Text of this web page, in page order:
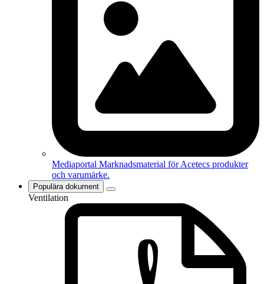
Mediaportal Marknadsmaterial för Acetecs produkter
och varumärke.
Populära dokument
Ventilation